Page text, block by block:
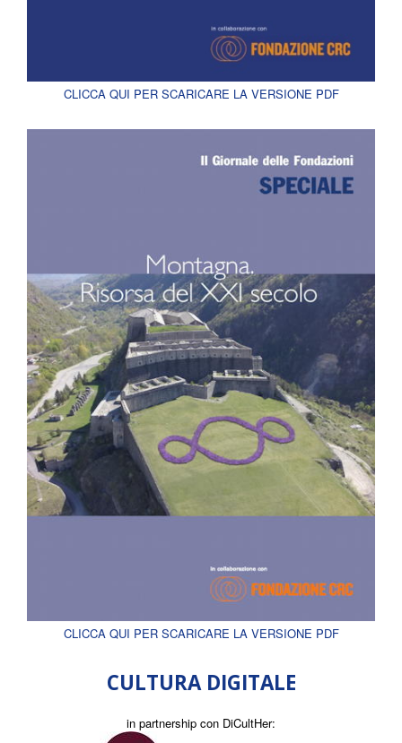
CLICCA QUI PER SCARICARE LA VERSIONE PDF
CLICCA QUI PER SCARICARE LA VERSIONE PDF
CULTURA DIGITALE
in partnership con DiCultHer: